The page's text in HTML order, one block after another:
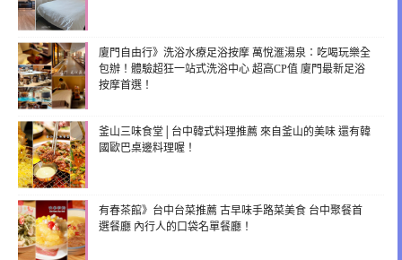
廈門自由行》洗浴水療足浴按摩 萬悅滙湯泉：吃喝玩樂全
包辦！體驗超狂一站式洗浴中心 超高CP值 廈門最新足浴
按摩首選！
釜山三味食堂│台中韓式料理推薦 來自釜山的美味 還有韓
國歐巴桌邊料理喔！
有春茶館》台中台菜推薦 古早味手路菜美食 台中聚餐首
選餐廳 內行人的口袋名單餐廳！